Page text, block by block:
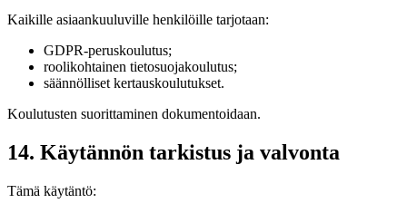
Kaikille asiaankuuluville henkilöille tarjotaan:
GDPR-peruskoulutus;
roolikohtainen tietosuojakoulutus;
säännölliset kertauskoulutukset.
Koulutusten suorittaminen dokumentoidaan.
14. Käytännön tarkistus ja valvonta
Tämä käytäntö: